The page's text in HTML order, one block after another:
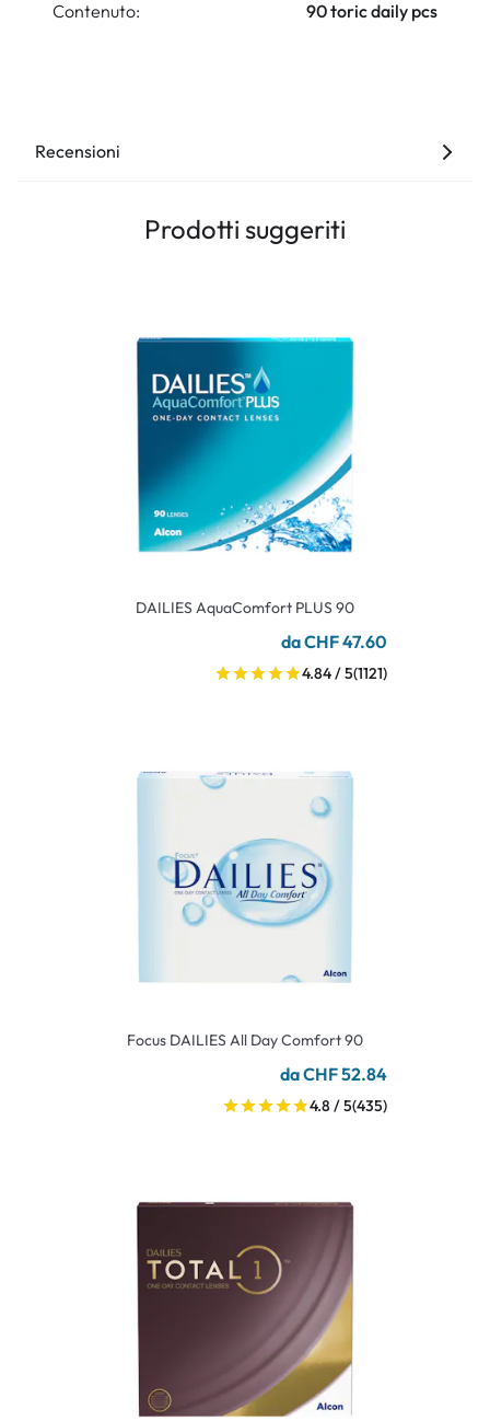
Contenuto: 90 toric daily pcs
Recensioni
Prodotti suggeriti
DAILIES AquaComfort PLUS 90
da CHF 47.60
4.84 / 5(1121)
Focus DAILIES All Day Comfort 90
da CHF 52.84
4.8 / 5(435)